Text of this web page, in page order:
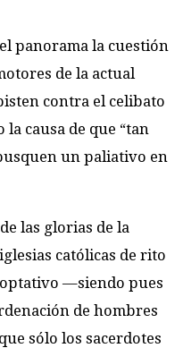
panorama la cuestión
de la actual
contra el celibato
la causa de que “tan
un paliativo en
las glorias de la
católicas de rito
—siendo pues
de hombres
sólo los sacerdotes